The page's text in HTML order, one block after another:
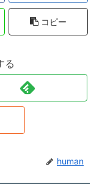
コピー
る
human